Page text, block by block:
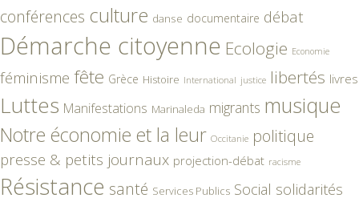
conférences culture danse documentaire débat
Démarche citoyenne Ecologie Economie
féminisme fête Grèce Histoire International justice libertés livres
Luttes Manifestations Marinaleda migrants musique
Notre économie et la leur Occitanie politique
presse & petits journaux projection-débat racisme
Résistance santé Services Publics Social solidarités